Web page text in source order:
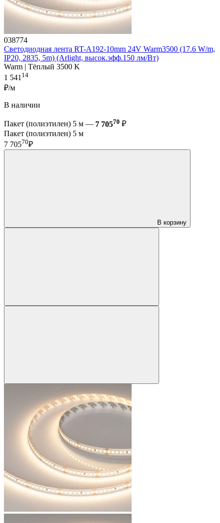
038774
Светодиодная лента RT-A192-10mm 24V Warm3500 (17.6 W/m,
IP20, 2835, 5m) (Arlight, высок.эфф.150 лм/Вт)
Warm | Тёплый 3500 K
1 54114
₽/м
В наличии
Пакет (полиэтилен) 5 м — 7 70570 ₽
Пакет (полиэтилен) 5 м
7 70570₽
В корзину